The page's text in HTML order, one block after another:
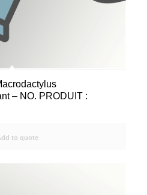
– NO. PRODUIT :
to quote